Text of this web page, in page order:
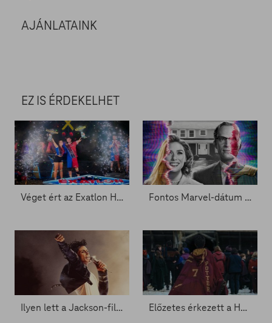
AJÁNLATAINK
EZ IS ÉRDEKELHET
Véget ért az Exatlon Hungary – Ők emelhették magasba a trófeát Fontos Marvel-dátum a láthatáron - Zacc nélkül 2081.
Ilyen lett a Jackson-film - Zacc nélkül 2067. Előzetes érkezett a Harry Potter sorozathoz - Zacc nélkül 2065.